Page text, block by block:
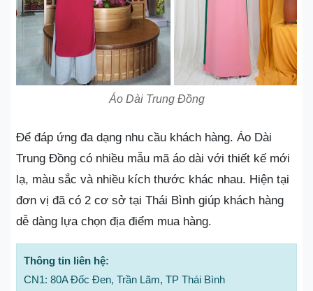
Áo Dài Trung Đồng
Để đáp ứng đa dạng nhu cầu khách hàng. Áo Dài
Trung Đồng có nhiều mẫu mã áo dài với thiết kế mới
lạ, màu sắc và nhiều kích thước khác nhau. Hiện tại
đơn vị đã có 2 cơ sở tại Thái Bình giúp khách hàng
dễ dàng lựa chọn địa điểm mua hàng.
Thông tin liên hệ:
CN1: 80A Đốc Đen, Trần Lãm, TP Thái Bình